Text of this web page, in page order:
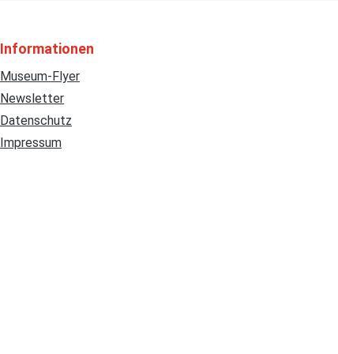
Informationen
Museum-Flyer
Newsletter
Datenschutz
Impressum